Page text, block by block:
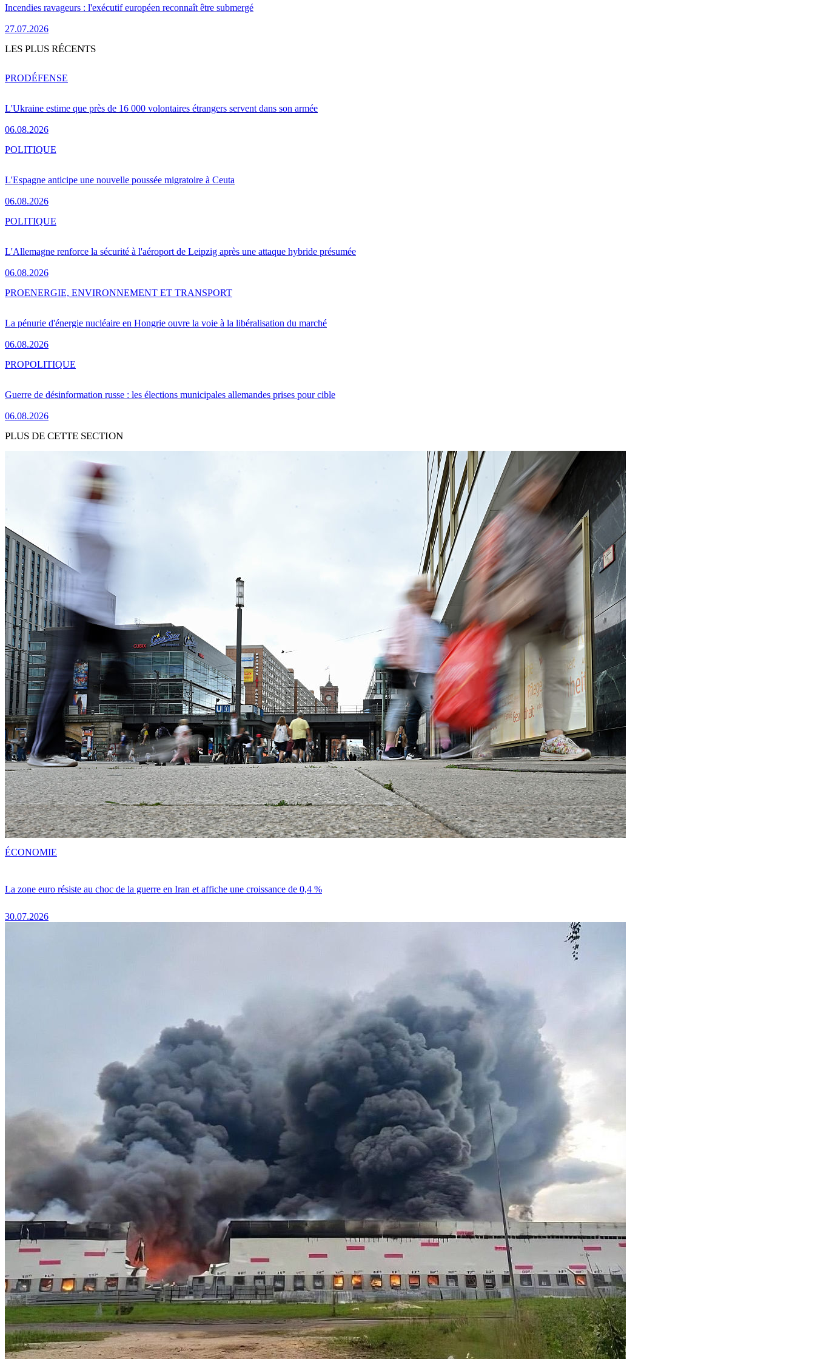
Incendies ravageurs : l'exécutif européen reconnaît être submergé
27.07.2026
LES PLUS RÉCENTS
L'Ukraine estime que près de 16 000 volontaires étrangers servent dans son armée
06.08.2026
PRODÉFENSE
L'Espagne anticipe une nouvelle poussée migratoire à Ceuta
06.08.2026
POLITIQUE
L'Allemagne renforce la sécurité à l'aéroport de Leipzig après une attaque hybride présumée
06.08.2026
POLITIQUE
La pénurie d'énergie nucléaire en Hongrie ouvre la voie à la libéralisation du marché
06.08.2026
PROENERGIE, ENVIRONNEMENT ET TRANSPORT
Guerre de désinformation russe : les élections municipales allemandes prises pour cible
06.08.2026
PROPOLITIQUE
PLUS DE CETTE SECTION
La zone euro résiste au choc de la guerre en Iran et affiche une croissance de 0,4 %
30.07.2026
ÉCONOMIE